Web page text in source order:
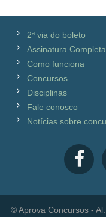
2ª via do boleto
Assinatura Completa
Como funciona
Concursos
Disciplinas
Fale conosco
Notícias sobre
© Aprova Concursos -